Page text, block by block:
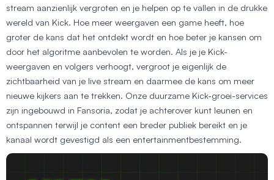
stream aanzienlijk vergroten en je helpen op te vallen in de drukke
wereld van Kick. Hoe meer weergaven een game heeft, hoe
groter de kans dat het ontdekt wordt en hoe beter je kansen om
door het algoritme aanbevolen te worden. Als je je Kick-
weergaven en volgers verhoogt, vergroot je eigenlijk de
zichtbaarheid van je live stream en daarmee de kans om meer
nieuwe kijkers aan te trekken. Onze duurzame Kick-groei-services
zijn ingebouwd in Fansoria, zodat je achterover kunt leunen en
ontspannen terwijl je content een breder publiek bereikt en je
kanaal wordt gevestigd als een entertainmentbestemming.